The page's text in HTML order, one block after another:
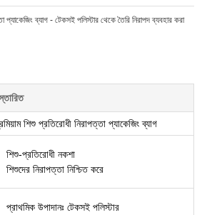
প্যাকেজিং ব্যাগ - টেকসই পলিস্টার থেকে তৈরি নিরাপদ ব্যবহার করা
শিশু প্রতিরোধী নিরাপত্তা প্যাকেজিং ব্যাগ
শিশু-প্রতিরোধী নকশা
শিশুদের নিরাপত্তা নিশ্চিত করে
প্রাথমিক উপাদানঃ টেকসই পলিস্টার